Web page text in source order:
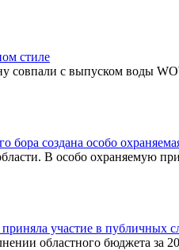
стиле
совпали с выпуском воды
создана особо
В особо охраняемую
участие в публичных
областного бюджета